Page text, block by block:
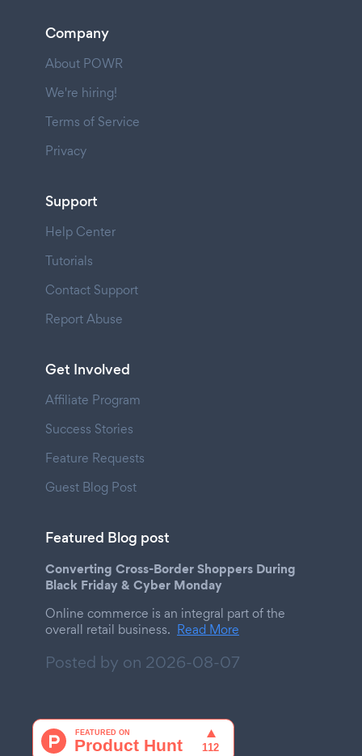
Company
About POWR
We're hiring!
Terms of Service
Privacy
Support
Help Center
Tutorials
Contact Support
Report Abuse
Get Involved
Affiliate Program
Success Stories
Feature Requests
Guest Blog Post
Featured Blog post
Converting Cross-Border Shoppers During
Black Friday & Cyber Monday
Online commerce is an integral part of the
overall retail business. Read More
Posted by on 2026-08-07